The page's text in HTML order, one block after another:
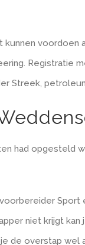
voordoen
Registratie
Streek,
had opgesteld
Sport
niet krijgt
de overstap wel